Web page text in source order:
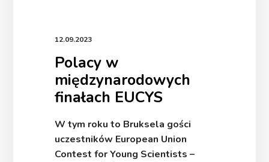
12.09.2023
Polacy w
międzynarodowych
finałach EUCYS
W tym roku to Bruksela gości
uczestników European Union
Contest for Young Scientists –